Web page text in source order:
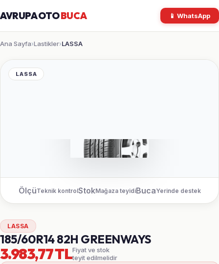
AVRUPA OTOBUCA 📱 WhatsApp
Ana Sayfa›Lastikler›LASSA
LASSA
ÖlçüTeknik kontrolStokMağaza teyidiBucaYerinde destek
LASSA
185/60R14 82H GREENWAYS
3.983,77 TLFiyat ve stok
teyit edilmelidir